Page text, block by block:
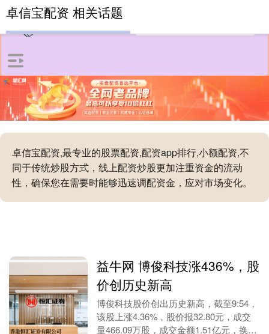
卓信宝配资,最专业的股票配资,配资app排行,小额配资,不
同于传统炒股方式，线上配资炒股更加注重资金的流动
性，确保您在需要时能够迅速调配资金，应对市场变化。
卓信宝配资 相关话题
益牛网 博俊科技涨436%，股
价创历史新高
博俊科技股价创出历史新高，截至9:54，
该股上涨4.36%，股价报32.80元，成交
量466.09万股，成交金额1.51亿元，换手